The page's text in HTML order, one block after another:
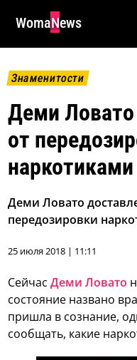
WomaNews
Знаменитости
Деми Ловато
от
наркотиками
Деми Ловато
передозировки
25 июля 2018 | 11:11
СейчасДеми Ловато
состояние названо
пришла в сознание,
сообщать, какие